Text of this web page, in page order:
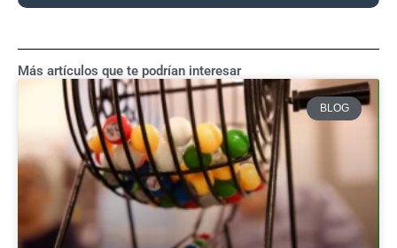
Más artículos que te podrían interesar
BLOG